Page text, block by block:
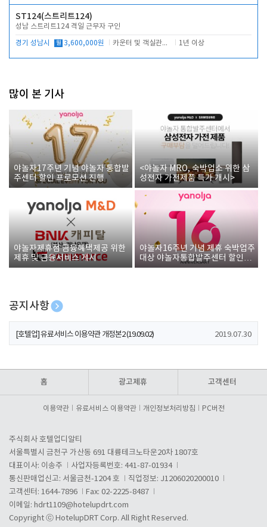
ST124(스트리트124)
성남 스트리트124 격일 근무자 구인
경기 성남시 월 3,600,000원 카운터 및 객실관리 전반 1년 이상
많이 본 기사
야놀자17주년 기념 야놀자 통합발
주센터 할인 프로모션 진행
<야놀자 MRO, 숙박업소 위한 삼
성전자 가전제품 특가 개시>
야놀자제휴점 금융혜택제공 위한
제휴 및 금융서비스 게시
야놀자16주년 기념 제휴 숙박업주
대상 야놀자통합발주센터 할인쿠
폰 증정
공지사항
[호텔업] 개인정보 처리방침 개정본1 (19.09.02)
[호텔업] 유료서비스 이용약관 개정본2 (19.09.02) 2019.07.30
홈 광고제휴 고객센터
이용약관 유료서비스 이용약관 개인정보처리방침 PC버전
주식회사 호텔업디알티
서울특별시 금천구 가산동 691 대륭테크노타운20차 1807호
대표이사: 이송주
사업자등록번호: 441-87-01934
통신판매업신고: 서울금천-1204 호
직업정보: J1206020200010
고객센터: 1644-7896
Fax: 02-2225-8487
이메일: hdrt1109@hotelupdrt.com
Copyright ⓒ HotelupDRT Corp. All Right Reserved.